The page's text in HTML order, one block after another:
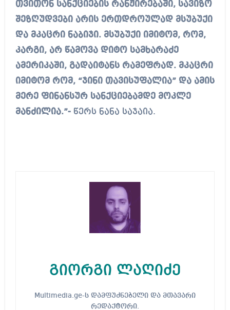
თვითონ სანქციების რანჟირებაში, სავიზო
შეზღუდვები არის ერთდროულად მსუბუქი
და მკაცრი ნაბიჯი. მსუბუქი იმიტომ, რომ,
კარგი, არ წამოვა დიტო სამხარაძე
ამერიკაში, გადაიტანს რამეფრად. მკაცრი
იმიტომ რომ, “ჯინი თავისუფალია” და ამის
მერე ფინანსურ სანქციებამდე მოკლე
მანძილია.”-წერს ნანა საჯაია.
გიორგი ლაღიძე
Multimedia.ge-ს დამფუძნებელი და მთავარი
რედაქტორი.